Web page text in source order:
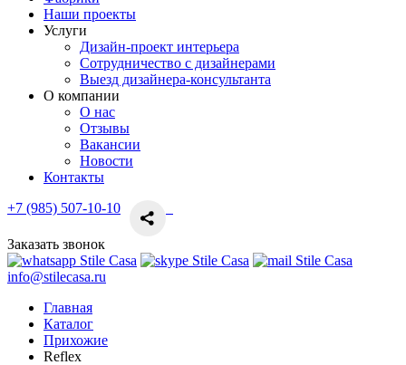
Наши проекты
Услуги
Дизайн-проект интерьера
Сотрудничество с дизайнерами
Выезд дизайнера-консультанта
О компании
О нас
Отзывы
Вакансии
Новости
Контакты
+7 (985) 507-10-10
Заказать звонок
info@stilecasa.ru
Главная
Каталог
Прихожие
Reflex